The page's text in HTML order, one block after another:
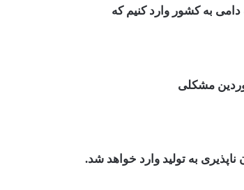
دامی به کشور وارد کنیم که
مشکلی
به تولید وارد خواهد شد.